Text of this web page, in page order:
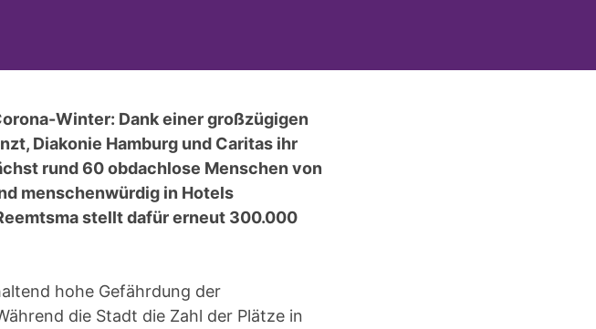
Winter: Dank einer großzügigen
Diakonie Hamburg und Caritas ihr
rund 60 obdachlose Menschen von
menschenwürdig in Hotels
stellt dafür erneut 300.000
hohe Gefährdung der
die Stadt die Zahl der Plätze in